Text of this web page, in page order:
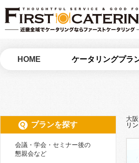
Warning : Undefined array key
catering/common/meta.php on line51
HOME ケータリングプラ
大
リ
プランを探す
会議・学会・セミナー後の
懇親会など